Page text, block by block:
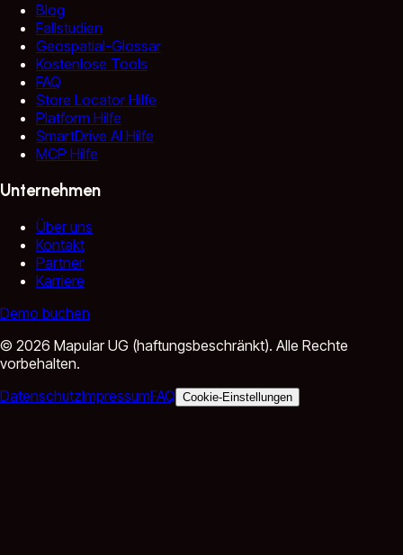
Blog
Fallstudien
Geospatial-Glossar
Kostenlose Tools
FAQ
Store Locator Hilfe
Platform Hilfe
SmartDrive AI Hilfe
MCP Hilfe
Unternehmen
Über uns
Kontakt
Partner
Karriere
Demo buchen
© 2026 Mapular UG (haftungsbeschränkt). Alle Rechte
vorbehalten.
DatenschutzImpressumFAQ Cookie-Einstellungen